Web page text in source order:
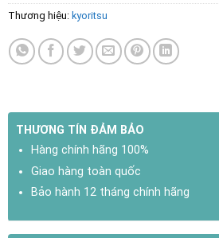
Thương hiệu: kyoritsu
THƯƠNG TÍN ĐẢM BẢO
Hàng chính hãng 100%
Giao hàng toàn quốc
Bảo hành 12 tháng chính hãng